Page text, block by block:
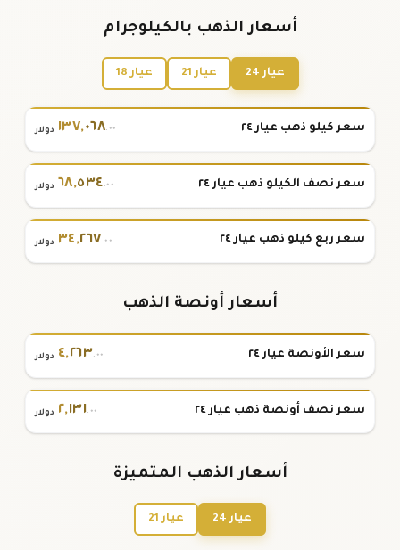
أسعار الذهب بالكيلوجرام
عيار 24 عيار 21 عيار 18
سعر كيلو ذهب عيار ٢٤ ١٣٧,٠٦٨.٠٠ دولار
سعر نصف الكيلو ذهب عيار ٢٤ ٦٨,٥٣٤.٠٠ دولار
سعر ربع كيلو ذهب عيار ٢٤ ٣٤,٢٦٧.٠٠ دولار
أسعار أونصة الذهب
سعر الأونصة عيار ٢٤ ٤,٢٦٣.٠٠ دولار
سعر نصف أونصة ذهب عيار ٢٤ ٢,١٣١.٠٠ دولار
أسعار الذهب المتميزة
عيار 24 عيار 21